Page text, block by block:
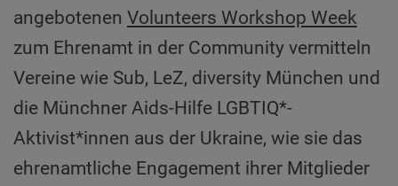
angebotenen Volunteers Workshop Week
zum Ehrenamt in der Community vermitteln
Vereine wie Sub, LeZ, diversity München und
die Münchner Aids-Hilfe LGBTIQ*-
Aktivist*innen aus der Ukraine, wie sie das
ehrenamtliche Engagement ihrer Mitglieder